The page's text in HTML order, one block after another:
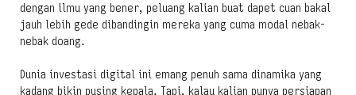
dengan ilmu yang bener, peluang kalian buat dapet cuan bakal
jauh lebih gede dibandingin mereka yang cuma modal nebak-
nebak doang.
Dunia investasi digital ini emang penuh sama dinamika yang
kadang bikin pusing kepala. Tapi, kalau kalian punya persiapan